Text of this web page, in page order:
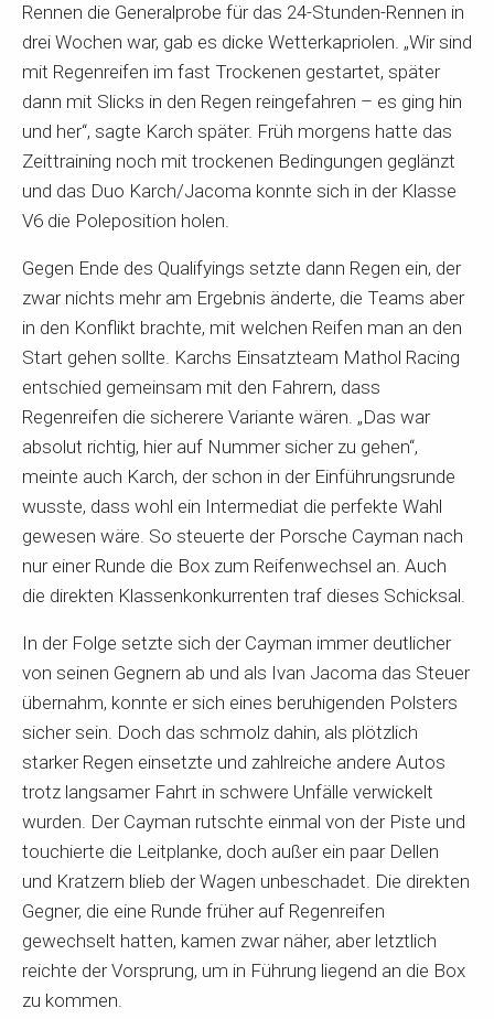
Rennen die Generalprobe für das 24-Stunden-Rennen in
drei Wochen war, gab es dicke Wetterkapriolen. „Wir sind
mit Regenreifen im fast Trockenen gestartet, später
dann mit Slicks in den Regen reingefahren – es ging hin
und her“, sagte Karch später. Früh morgens hatte das
Zeittraining noch mit trockenen Bedingungen geglänzt
und das Duo Karch/Jacoma konnte sich in der Klasse
V6 die Poleposition holen.
Gegen Ende des Qualifyings setzte dann Regen ein, der
zwar nichts mehr am Ergebnis änderte, die Teams aber
in den Konflikt brachte, mit welchen Reifen man an den
Start gehen sollte. Karchs Einsatzteam Mathol Racing
entschied gemeinsam mit den Fahrern, dass
Regenreifen die sicherere Variante wären. „Das war
absolut richtig, hier auf Nummer sicher zu gehen“,
meinte auch Karch, der schon in der Einführungsrunde
wusste, dass wohl ein Intermediat die perfekte Wahl
gewesen wäre. So steuerte der Porsche Cayman nach
nur einer Runde die Box zum Reifenwechsel an. Auch
die direkten Klassenkonkurrenten traf dieses Schicksal.
In der Folge setzte sich der Cayman immer deutlicher
von seinen Gegnern ab und als Ivan Jacoma das Steuer
übernahm, konnte er sich eines beruhigenden Polsters
sicher sein. Doch das schmolz dahin, als plötzlich
starker Regen einsetzte und zahlreiche andere Autos
trotz langsamer Fahrt in schwere Unfälle verwickelt
wurden. Der Cayman rutschte einmal von der Piste und
touchierte die Leitplanke, doch außer ein paar Dellen
und Kratzern blieb der Wagen unbeschadet. Die direkten
Gegner, die eine Runde früher auf Regenreifen
gewechselt hatten, kamen zwar näher, aber letztlich
reichte der Vorsprung, um in Führung liegend an die Box
zu kommen.